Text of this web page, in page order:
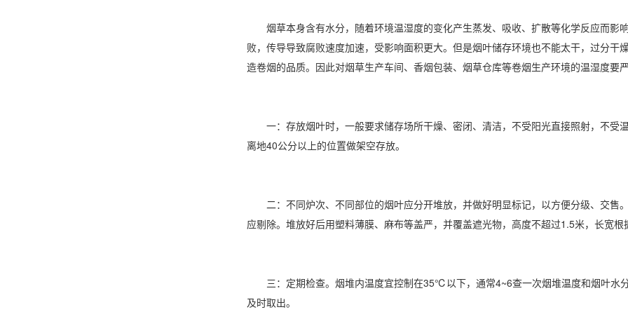
烟草本身含有水分，随着环境温湿度的变化产生蒸发、吸收、扩散等化学反应而影
败，传导导致腐败速度加速，受影响面积更大。但是烟叶储存环境也不能太干，过分
造卷烟的品质。因此对烟草生产车间、香烟包装、烟草仓库等卷烟生产环境的温湿度要
一：存放烟叶时，一般要求储存场所干燥、密闭、清洁，不受阳光直接照射，不受
离地40公分以上的位置做架空存放。
二：不同炉次、不同部位的烟叶应分开堆放，并做好明显标记，以方便分级、交售
应剔除。堆放好后用塑料薄膜、麻布等盖严，并覆盖遮光物，高度不超过1.5米，长宽根
三：定期检查。烟堆内温度宜控制在35℃以下，通常4~6查一次烟堆温度和烟叶水
及时取出。